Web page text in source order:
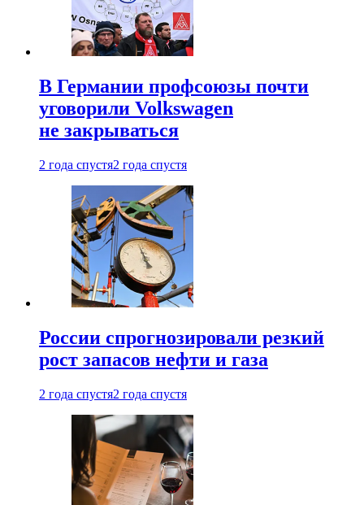
В Германии профсоюзы почти
уговорили Volkswagen
не закрываться
2 года спустя2 года спустя
России спрогнозировали резкий
рост запасов нефти и газа
2 года спустя2 года спустя